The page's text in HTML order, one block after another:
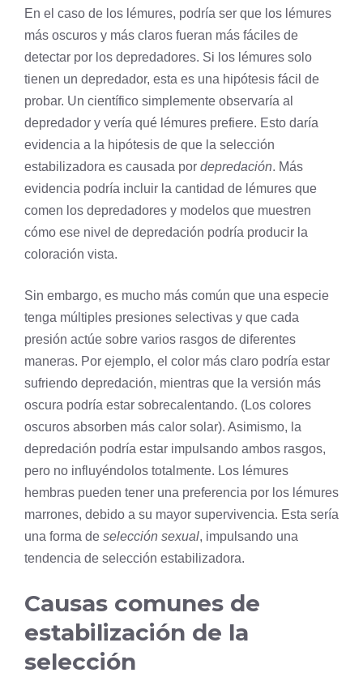
En el caso de los lémures, podría ser que los lémures
más oscuros y más claros fueran más fáciles de
detectar por los depredadores. Si los lémures solo
tienen un depredador, esta es una hipótesis fácil de
probar. Un científico simplemente observaría al
depredador y vería qué lémures prefiere. Esto daría
evidencia a la hipótesis de que la selección
estabilizadora es causada por depredación. Más
evidencia podría incluir la cantidad de lémures que
comen los depredadores y modelos que muestren
cómo ese nivel de depredación podría producir la
coloración vista.
Sin embargo, es mucho más común que una especie
tenga múltiples presiones selectivas y que cada
presión actúe sobre varios rasgos de diferentes
maneras. Por ejemplo, el color más claro podría estar
sufriendo depredación, mientras que la versión más
oscura podría estar sobrecalentando. (Los colores
oscuros absorben más calor solar). Asimismo, la
depredación podría estar impulsando ambos rasgos,
pero no influyéndolos totalmente. Los lémures
hembras pueden tener una preferencia por los lémures
marrones, debido a su mayor supervivencia. Esta sería
una forma de selección sexual, impulsando una
tendencia de selección estabilizadora.
Causas comunes de
estabilización de la
selección